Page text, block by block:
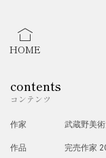
2023年10月 二人展
2023年11月 二人展
2024年12月~2025
2025年3月 三人展
HOME
contents
コンテンツ
作家
作品
武蔵野美
完売作家